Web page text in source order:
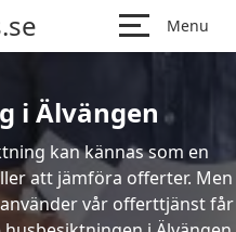
Menu
i Älvängen
kan kännas som en
att jämföra offerter. Men
vår offerttjänst får